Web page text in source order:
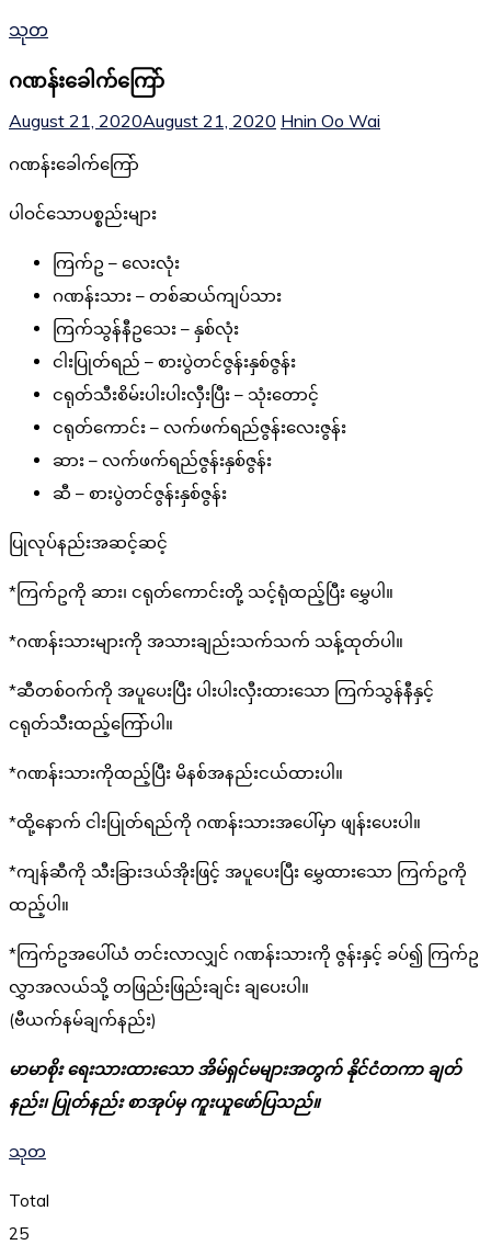
သုတ
ဂဏန်းခေါက်ကြော်
August 21, 2020August 21, 2020 Hnin Oo Wai
ဂဏန်းခေါက်ကြော်
ပါဝင်သောပစ္စည်းများ
ကြက်ဥ – လေးလုံး
ဂဏန်းသား – တစ်ဆယ်ကျပ်သား
ကြက်သွန်နီဥသေး – နှစ်လုံး
ငါးပြုတ်ရည် – စားပွဲတင်ဇွန်းနှစ်ဇွန်း
ငရုတ်သီးစိမ်းပါးပါးလှီးပြီး – သုံးတောင့်
ငရုတ်ကောင်း – လက်ဖက်ရည်ဇွန်းလေးဇွန်း
ဆား – လက်ဖက်ရည်ဇွန်းနှစ်ဇွန်း
ဆီ – စားပွဲတင်ဇွန်းနှစ်ဇွန်း
ပြုလုပ်နည်းအဆင့်ဆင့်
*ကြက်ဥကို ဆား၊ ငရုတ်ကောင်းတို့ သင့်ရုံထည့်ပြီး မွှေပါ။
*ဂဏန်းသားများကို အသားချည်းသက်သက် သန့်ထုတ်ပါ။
*ဆီတစ်ဝက်ကို အပူပေးပြီး ပါးပါးလှီးထားသော ကြက်သွန်နီနှင့်
ငရုတ်သီးထည့်ကြော်ပါ။
*ဂဏန်းသားကိုထည့်ပြီး မိနစ်အနည်းငယ်ထားပါ။
*ထို့နောက် ငါးပြုတ်ရည်ကို ဂဏန်းသားအပေါ်မှာ ဖျန်းပေးပါ။
*ကျန်ဆီကို သီးခြားဒယ်အိုးဖြင့် အပူပေးပြီး မွှေထားသော ကြက်ဥကို
ထည့်ပါ။
*ကြက်ဥအပေါ်ယံ တင်းလာလျှင် ဂဏန်းသားကို ဇွန်းနှင့် ခပ်၍ ကြက်ဥ
လွှာအလယ်သို့ တဖြည်းဖြည်းချင်း ချပေးပါ။
(ဗီယက်နမ်ချက်နည်း)
မာမာစိုး ရေးသားထားသော အိမ်ရှင်မများအတွက် နိုင်ငံတကာ ချတ်
နည်း၊ ပြုတ်နည်း စာအုပ်မှ ကူးယူဖော်ပြသည်။
သုတ
Total
25